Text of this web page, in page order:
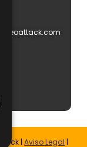
|Aviso Legal |